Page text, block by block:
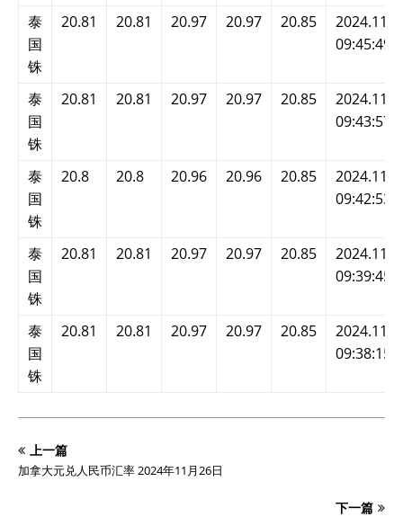
泰
国
铢
20.81 20.81 20.97 20.97 20.85
09:45:49
泰
国
铢
20.81 20.81 20.97 20.97 20.85
09:43:57
泰
国
铢
20.8 20.8 20.96 20.96 20.85
09:42:53
泰
国
铢
20.81 20.81 20.97 20.97 20.85
09:39:45
泰
国
铢
20.81 20.81 20.97 20.97 20.85
09:38:15
上一篇
加拿大元兑人民币汇率 2024年11月26日
下一篇